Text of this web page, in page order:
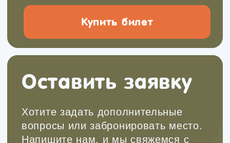
Выбрать сертификат
Онлайн-школа инструкторов
Научитесь проводить детские походы